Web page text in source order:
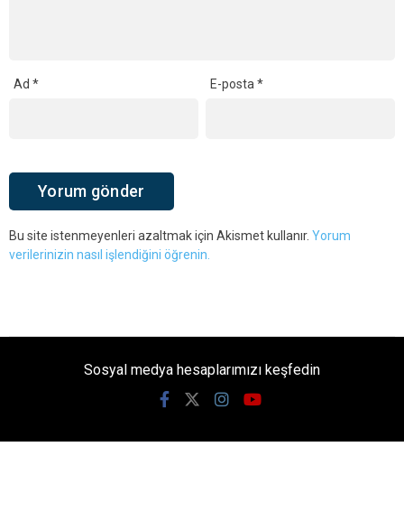
Ad * E-posta*
Bu site istenmeyenleri azaltmak için Akismet kullanır. Yorum
verilerinizin nasıl işlendiğini öğrenin.
Sosyal medya hesaplarımızı keşfedin